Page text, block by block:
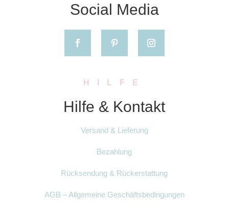
Social Media
HILFE
Hilfe & Kontakt
Versand & Lieferung
Bezahlung
Rücksendung & Rückerstattung
AGB – Allgemeine Geschäftsbedingungen